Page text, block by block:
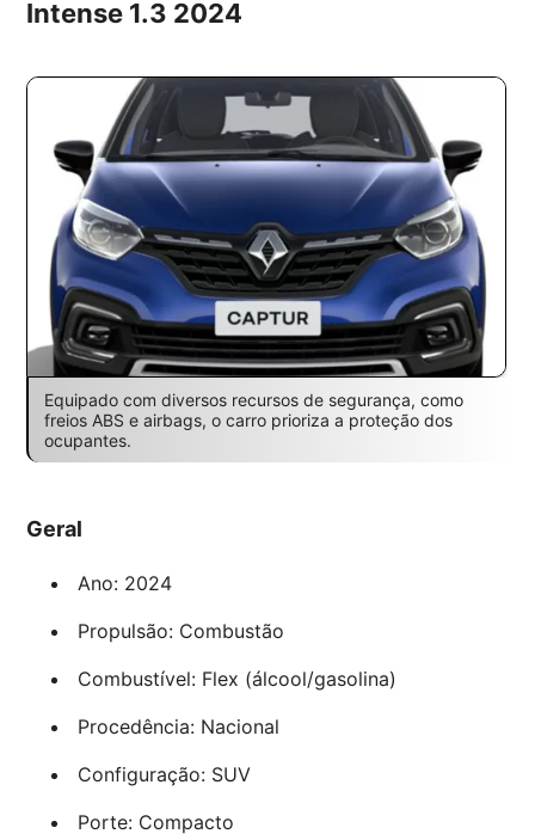
Intense 1.3 2024
Equipado com diversos recursos de segurança, como
freios ABS e airbags, o carro prioriza a proteção dos
ocupantes.
Geral
Ano: 2024
Propulsão: Combustão
Combustível: Flex (álcool/gasolina)
Procedência: Nacional
Configuração: SUV
Porte: Compacto